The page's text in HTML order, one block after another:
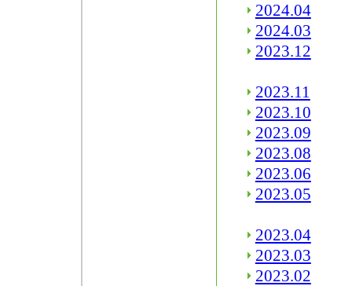
2024.04
2024.03
2023.12
2023.11
2023.10
2023.09
2023.08
2023.06
2023.05
2023.04
2023.03
2023.02